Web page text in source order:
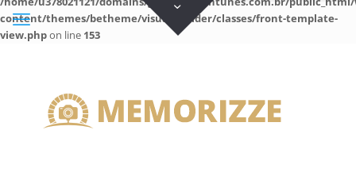
content/themes/betheme/visual-builder/classes/front-template-
view.phpon line 153